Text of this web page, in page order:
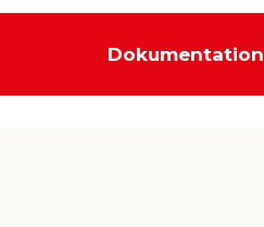
Dokumentation